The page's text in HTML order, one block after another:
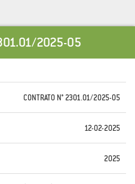
2025-05
CONTRATO N° 2301.01/2025-05
12-02-2025
2025